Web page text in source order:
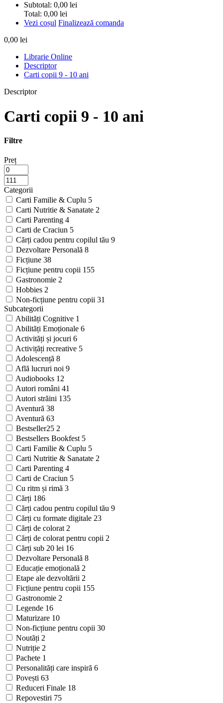
Subtotal: 0,00 lei
Total: 0,00 lei
Vezi coșul Finalizează comanda
0,00 lei
Librarie Online
Descriptor
Carti copii 9 - 10 ani
Descriptor
Carti copii 9 - 10 ani
Filtre
Preț
Categorii
Carti Familie & Cuplu 5
Carti Nutritie & Sanatate 2
Carti Parenting 4
Carti de Craciun 5
Cărți cadou pentru copilul tău 9
Dezvoltare Personală 8
Ficțiune 38
Ficțiune pentru copii 155
Gastronomie 2
Hobbies 2
Non-ficțiune pentru copii 31
Subcategorii
Abilități Cognitive 1
Abilități Emoționale 6
Activități și jocuri 6
Activițăți recreative 5
Adolescență 8
Află lucruri noi 9
Audiobooks 12
Autori români 41
Autori străini 135
Aventură 38
Aventură 63
Bestseller25 2
Bestsellers Bookfest 5
Carti Familie & Cuplu 5
Carti Nutritie & Sanatate 2
Carti Parenting 4
Carti de Craciun 5
Cu ritm și rimă 3
Cărți 186
Cărți cadou pentru copilul tău 9
Cărți cu formate digitale 23
Cărți de colorat 2
Cărți de colorat pentru copii 2
Cărți sub 20 lei 16
Dezvoltare Personală 8
Educație emoțională 2
Etape ale dezvoltării 2
Ficțiune pentru copii 155
Gastronomie 2
Legende 16
Maturizare 10
Non-ficțiune pentru copii 30
Noutăți 2
Nutriție 2
Pachete 1
Personalități care inspiră 6
Povești 63
Reduceri Finale 18
Repovestiri 75